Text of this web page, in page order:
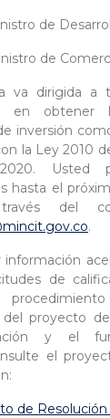
de
de
va dirigida a
en obtener
inversión
la Ley 2010
Usted
hasta el
del
.
información
de
del proyecto
y el
el
de Resolución